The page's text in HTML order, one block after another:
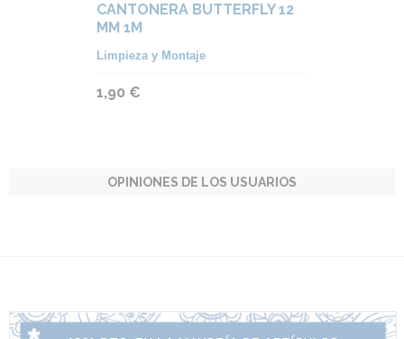
CANTONERA BUTTERFLY 12
MM 1M
Limpieza y Montaje
1,90 €
OPINIONES DE LOS USUARIOS